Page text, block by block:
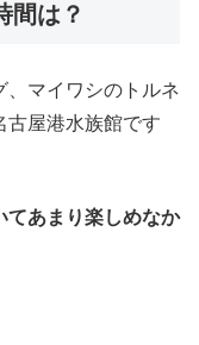
間は？
、マイワシのトルネ
古屋港水族館です
てあまり楽しめなか